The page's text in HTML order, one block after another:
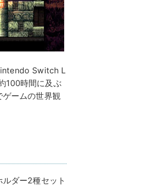
Switch L
100時間に及ぶ
ームの世界観
ダー2種セット